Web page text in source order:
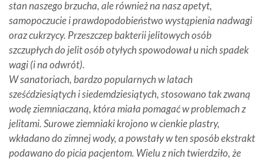
stan naszego brzucha, ale również na nasz apetyt,
samopoczucie i prawdopodobieństwo wystąpienia nadwagi
oraz cukrzycy. Przeszczep bakterii jelitowych osób
szczupłych do jelit osób otyłych spowodował u nich spadek
wagi (i na odwrót).
W sanatoriach, bardzo popularnych w latach
sześćdziesiątych i siedemdziesiątych, stosowano tak zwaną
wodę ziemniaczaną, która miała pomagać w problemach z
jelitami. Surowe ziemniaki krojono w cienkie plastry,
wkładano do zimnej wody, a powstały w ten sposób ekstrakt
podawano do picia pacjentom. Wielu z nich twierdziło, że